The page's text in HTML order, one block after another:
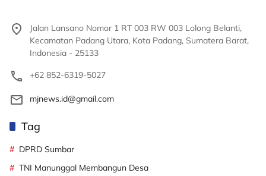
Jalan Lansano Nomor 1 RT 003 RW 003 Lolong Belanti,
Kecamatan Padang Utara, Kota Padang, Sumatera Barat,
Indonesia - 25133
+62 852-6319-5027
mjnews.id@gmail.com
Tag
DPRD Sumbar
TNI Manunggal Membangun Desa